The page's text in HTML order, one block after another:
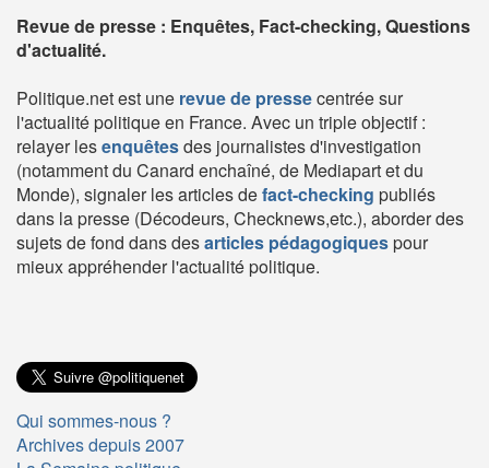
Revue de presse : Enquêtes, Fact-checking, Questions
d'actualité.
Politique.net est une revue de pressecentrée sur
l'actualité politique en France. Avec un triple objectif :
relayer lesenquêtesdes journalistes d'investigation
(notamment du Canard enchaîné, de Mediapart et du
Monde), signaler les articles defact-checking publiés
dans la presse (Décodeurs, Checknews,etc.), aborder des
sujets de fond dans desarticles pédagogiquespour
mieux appréhender l'actualité politique.
Qui sommes-nous ?
Archives depuis 2007